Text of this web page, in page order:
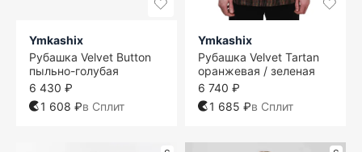
Ymkashix
Рубашка Velvet Button
пыльно-голубая
6 430 ₽
1 608 ₽в Сплит
Ymkashix
Рубашка Velvet Tartan
оранжевая / зеленая
6 740 ₽
1 685 ₽в Сплит